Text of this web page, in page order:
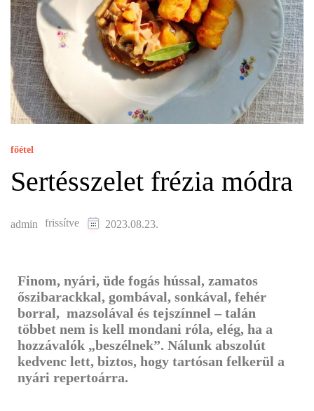
főétel
Sertésszelet frézia módra
admin frissítve 2023.08.23.
Finom, nyári, üde fogás hússal, zamatos
őszibarackkal, gombával, sonkával, fehér
borral, mazsolával és tejszínnel – talán
többet nem is kell mondani róla, elég, ha a
hozzávalók „beszélnek”. Nálunk abszolút
kedvenc lett, biztos, hogy tartósan felkerül a
nyári repertoárra.